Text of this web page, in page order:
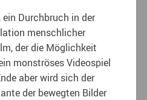
ein Durchbruch in der
menschlicher
der die Möglichkeit
monströses Videospiel
aber wird sich der
der bewegten Bilder